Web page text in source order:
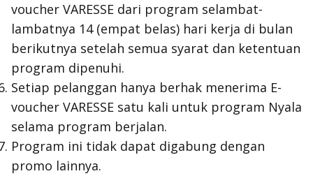
voucher VARESSE dari program selambat-
lambatnya 14 (empat belas) hari kerja di bulan
berikutnya setelah semua syarat dan ketentuan
program dipenuhi.
Setiap pelanggan hanya berhak menerima E-
voucher VARESSE satu kali untuk program Nyala
selama program berjalan.
Program ini tidak dapat digabung dengan
promo lainnya.